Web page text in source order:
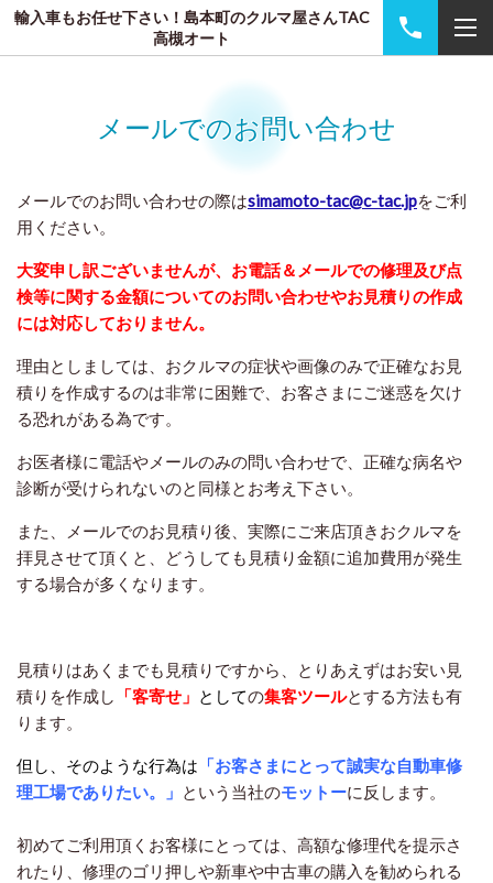
輸入車もお任せ下さい！島本町のクルマ屋さんTAC
高槻オート
メールでのお問い合わせ
メールでのお問い合わせの際はsimamoto-tac@c-tac.jpをご利
用ください。
大変申し訳ございませんが、お電話＆メールでの修理及び点
検等に関する金額についてのお問い合わせやお見積りの作成
には対応しておりません。
理由としましては、おクルマの症状や画像のみで正確なお見
積りを作成するのは非常に困難で、お客さまにご迷惑を欠け
る恐れがある為です。
お医者様に電話やメールのみの問い合わせで、正確な病名や
診断が受けられないのと同様とお考え下さい。
また、メールでのお見積り後、実際にご来店頂きおクルマを
拝見させて頂くと、どうしても見積り金額に追加費用が発生
する場合が多くなります。
見積りはあくまでも見積りですから、とりあえずはお安い見
積りを作成し
「客寄せ」 としての集客ツールとする方法も有
ります。
但し、そのような行為は 「お客さまにとって誠実な自動車修
理工場でありたい。」 という当社のモットーに反します。
初めてご利用頂くお客様にとっては、高額な修理代を提示さ
れたり、修理のゴリ押しや新車や中古車の購入を勧められる